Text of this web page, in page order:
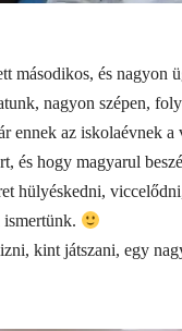
másodikos, és nagyon
nagyon szépen,
ennek az iskolaévnek
és hogy magyarul
hülyéskedni,
kint játszani, egy